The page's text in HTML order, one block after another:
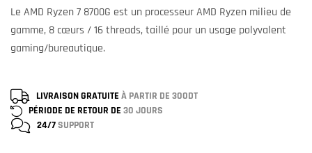
Le AMD Ryzen 7 8700G est un processeur AMD Ryzen milieu de
gamme, 8 cœurs / 16 threads, taillé pour un usage polyvalent
gaming/bureautique.
LIVRAISON GRATUITE À PARTIR DE 300DT
PÉRIODE DE RETOUR DE 30 JOURS
24/7SUPPORT